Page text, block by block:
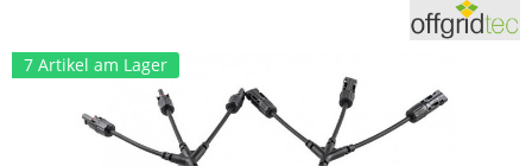
7 Artikel am Lager